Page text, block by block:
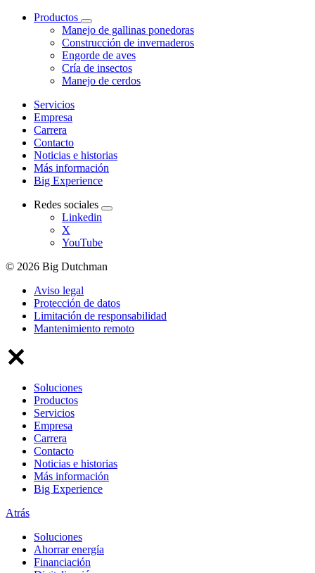
Productos
Manejo de gallinas ponedoras
Construcción de invernaderos
Engorde de aves
Cría de insectos
Manejo de cerdos
Servicios
Empresa
Carrera
Contacto
Noticias e historias
Más información
Big Experience
Redes sociales
Linkedin
X
YouTube
© 2026 Big Dutchman
Aviso legal
Protección de datos
Limitación de responsabilidad
Mantenimiento remoto
Soluciones
Productos
Servicios
Empresa
Carrera
Contacto
Noticias e historias
Más información
Big Experience
Atrás
Soluciones
Ahorrar energía
Financiación